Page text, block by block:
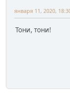
января 11, 2020,
Тони, тони!